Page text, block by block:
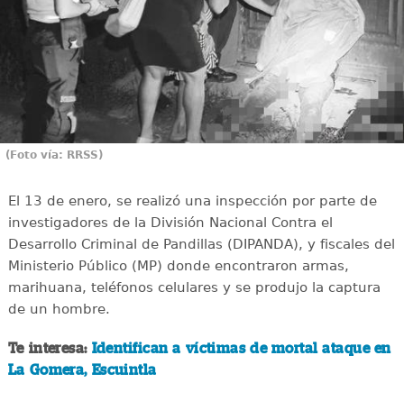
(Foto vía: RRSS)
El 13 de enero, se realizó una inspección por parte de
investigadores de la División Nacional Contra el
Desarrollo Criminal de Pandillas (DIPANDA), y fiscales del
Ministerio Público (MP) donde encontraron armas,
marihuana, teléfonos celulares y se produjo la captura
de un hombre.
Te interesa: Identifican a víctimas de mortal ataque en
La Gomera, Escuintla